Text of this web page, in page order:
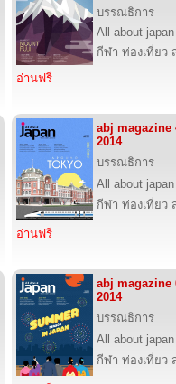
บรรณธิการ
All about japan
กีฬา ท่องเที่ยว
อ่านฟรี
abj magazine
2014
บรรณธิการ
All about japan
กีฬา ท่องเที่ยว
อ่านฟรี
abj magazine
2014
บรรณธิการ
All about japan
กีฬา ท่องเที่ยว